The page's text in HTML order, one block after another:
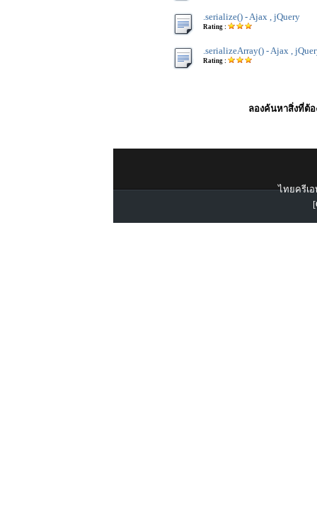
.serialize() - Ajax , jQuery
Rating :
.serializeArray() - Ajax ,
Rating :
ลองค้นหาสิ่งที่ต้อ
ไทยครีเอ
[